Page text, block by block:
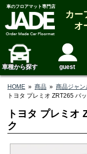
車のフロアマット専門店
カー
オ
車種から探す guest
HOME » 商品 » 商品ジャン
トヨタ プレミオ ZRT265 バ
トヨタ プレミオ
ク